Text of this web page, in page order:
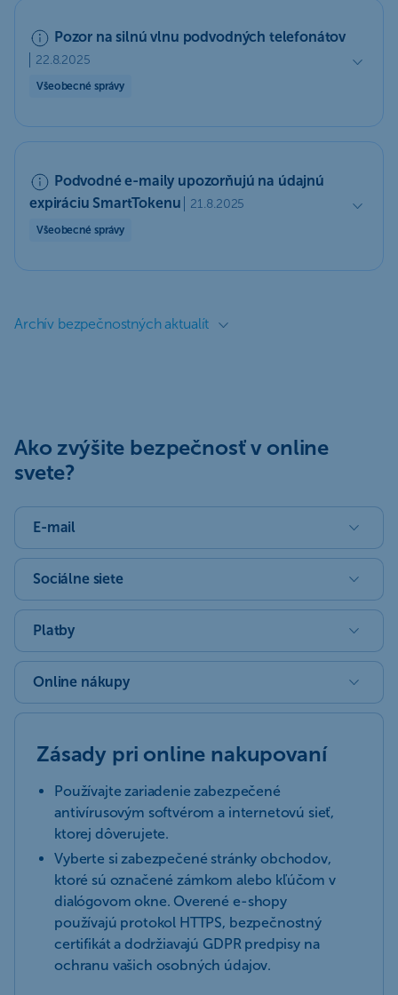
Pozor na silnú vlnu podvodných telefonátov
22.8.2025
Všeobecné správy
Podvodné e-maily upozorňujú na údajnú
expiráciu SmartTokenu
21.8.2025
Všeobecné správy
Archív bezpečnostných aktualít
Ako zvýšite bezpečnosť v online
svete?
E-mail
Sociálne siete
Platby
Online nákupy
Zásady pri online nakupovaní
Používajte zariadenie zabezpečené
antivírusovým softvérom a internetovú sieť,
ktorej dôverujete.
Vyberte si zabezpečené stránky obchodov,
ktoré sú označené zámkom alebo kľúčom v
dialógovom okne. Overené e-shopy
používajú protokol HTTPS, bezpečnostný
certifikát a dodržiavajú GDPR predpisy na
ochranu vašich osobných údajov.